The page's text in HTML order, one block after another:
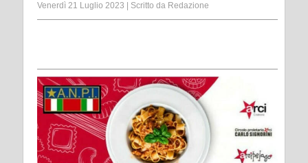
Venerdì 21 Luglio 2023 Scritto da Redazione